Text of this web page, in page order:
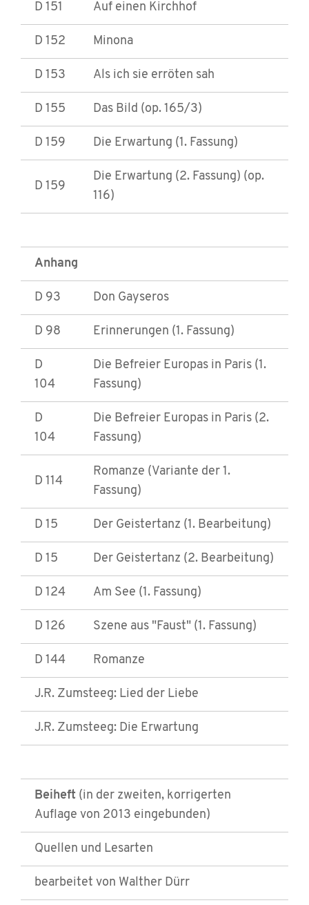
D 151 Auf einen Kirchhof
D 152 Minona
D 153 Als ich sie erröten sah
D 155 Das Bild (op. 165/3)
D 159 Die Erwartung (1. Fassung)
D 159
Die Erwartung (2. Fassung) (op.
116)
Anhang
D 93 Don Gayseros
D 98 Erinnerungen (1. Fassung)
D
104
Die Befreier Europas in Paris (1.
Fassung)
D
104
Die Befreier Europas in Paris (2.
Fassung)
D 114
Romanze (Variante der 1.
Fassung)
D 15 Der Geistertanz (1. Bearbeitung)
D 15 Der Geistertanz (2. Bearbeitung)
D 124 Am See (1. Fassung)
D 126 Szene aus "Faust" (1. Fassung)
D 144 Romanze
J.R. Zumsteeg: Lied der Liebe
J.R. Zumsteeg: Die Erwartung
Beiheft (in der zweiten, korrigerten
Auflage von 2013 eingebunden)
Quellen und Lesarten
bearbeitet von Walther Dürr